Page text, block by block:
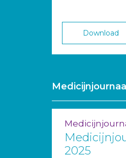
Download
Medicijnjournaal
2025